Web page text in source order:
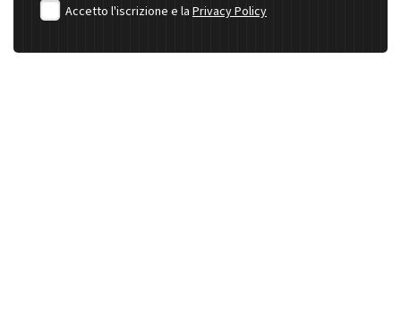
Accetto l'iscrizione e la Privacy Policy